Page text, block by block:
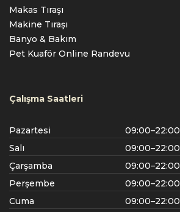
Makas Tıraşı
Makine Tıraşı
Banyo & Bakım
Pet Kuaför Online Randevu
Çalışma Saatleri
Pazartesi
09:00–22:00
Salı
09:00–22:00
Çarşamba
09:00–22:00
Perşembe
09:00–22:00
Cuma
09:00–22:00